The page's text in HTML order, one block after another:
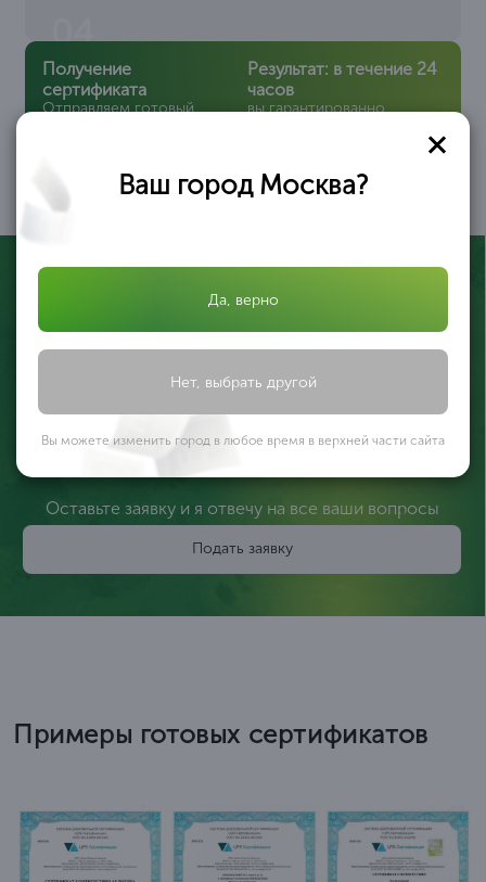
04
Получение
сертификата
Отправляем готовый
Результат: в течение 24
часов
вы гарантированно
05
Сарданова Дарина
Специалист по сертификации
с 6 летним опытом
Оставьте заявку и я отвечу на все ваши вопросы
Подать заявку
Примеры готовых сертификатов
Ваш город Москва?
Да, верно
Нет, выбрать другой
Вы можете изменить город в любое время в верхней части сайта